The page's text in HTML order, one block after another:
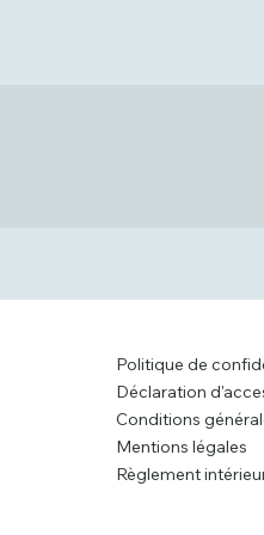
Politique de
Déclaration
Conditions
Mentions légales
Règlement